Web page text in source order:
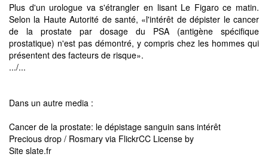
Plus d'un urologue va s'étrangler en lisant Le Figaro ce matin.
Selon la Haute Autorité de santé, «l'intérêt de dépister le cancer
de la prostate par dosage du PSA (antigène spécifique
prostatique) n'est pas démontré, y compris chez les hommes qui
présentent des facteurs de risque».
.../...
Dans un autre media :
Cancer de la prostate: le dépistage sanguin sans intérêt
Precious drop / Rosmary via FlickrCC License by
Site slate.fr